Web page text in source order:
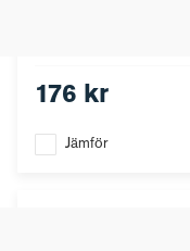
176 kr
Jämför